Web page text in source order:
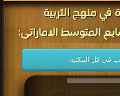
في منهج التربية
المتوسط الاماراتى:
في كل المكتبة
بدنية أوراق عمل مع الحل للفصل الأول من